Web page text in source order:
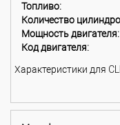
Топливо:
Количество
Мощность двигателя:
Код двигателя:
Характеристики для